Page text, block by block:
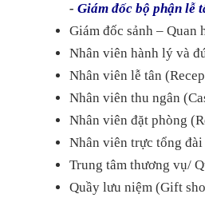
- Giám đốc bộ phận lễ
Giám đốc sảnh –
Nhân viên hành lý và
Nhân viên lễ tân
Nhân viên thu ngân
Nhân viên đặt phòng
Nhân viên trực tổng
Trung tâm thương vụ/
Quầy lưu niệm (Gift